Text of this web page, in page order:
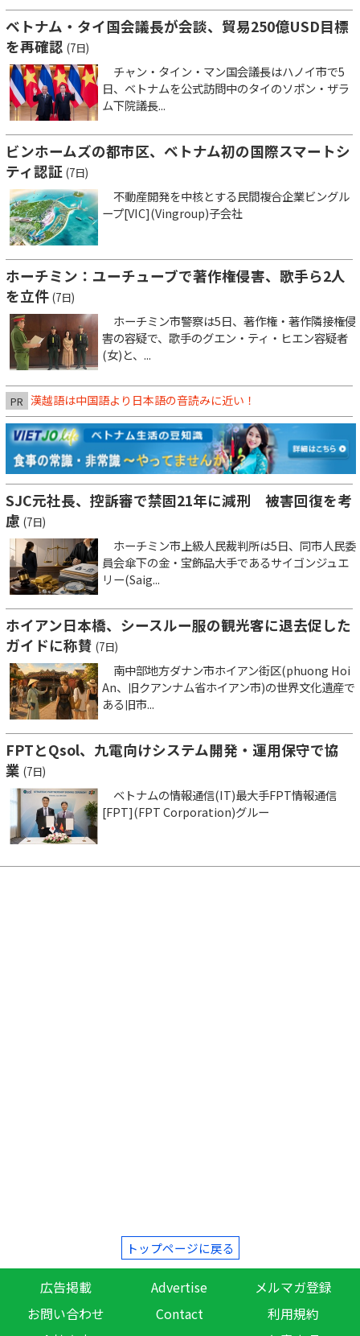
ベトナム・タイ国会議長が会談、貿易250億USD目標
を再確認 (7日)
チャン・タイン・マン国会議長はハノイ市で5
日、ベトナムを公式訪問中のタイのソポン・ザラ
ム下院議長...
ビンホームズの都市区、ベトナム初の国際スマートシ
ティ認証 (7日)
不動産開発を中核とする民間複合企業ビングル
ープ[VIC](Vingroup)子会社
ホーチミン：ユーチューブで著作権侵害、歌手ら2人
を立件 (7日)
ホーチミン市警察は5日、著作権・著作隣接権侵
害の容疑で、歌手のグエン・ティ・ヒエン容疑者
(女)と、...
PR 漢越語は中国語より日本語の音読みに近い！
SJC元社長、控訴審で禁固21年に減刑 被害回復を考
慮 (7日)
ホーチミン市上級人民裁判所は5日、同市人民委
員会傘下の金・宝飾品大手であるサイゴンジュエ
リー(Saig...
ホイアン日本橋、シースルー服の観光客に退去促した
ガイドに称賛 (7日)
南中部地方ダナン市ホイアン街区(phuong Hoi
An、旧クアンナム省ホイアン市)の世界文化遺産で
ある旧市...
FPTとQsol、九電向けシステム開発・運用保守で協
業 (7日)
ベトナムの情報通信(IT)最大手FPT情報通信
[FPT](FPT Corporation)グルー
トップページに戻る
広告掲載 Advertise
メルマガ登録
お問い合わせ
Contact
利用規約